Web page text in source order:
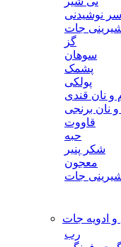
نوشیدنی
جات
گز
سوهان
پشمک
پولکی
و نان قندی
نان برنجی
قاووت
حبه
شکر پنیر
معجون
جات
ادویه جات
رب